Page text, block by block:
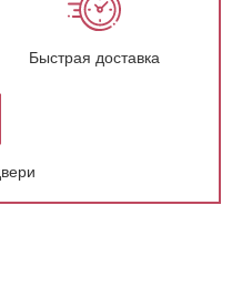
Быстрая доставка